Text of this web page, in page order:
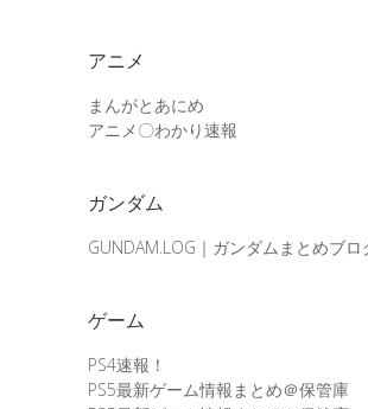
アニメ
まんがとあにめ
アニメ〇わかり速報
ガンダム
GUNDAM.LOG｜ガンダムまとめブロ
ゲーム
PS4速報！
PS5最新ゲーム情報まとめ＠保管庫